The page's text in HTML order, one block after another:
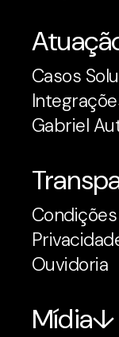
Casos
Gabriel
Ouvidoria
Mídia